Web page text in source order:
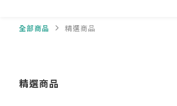
全部商品 精選商品
精選商品